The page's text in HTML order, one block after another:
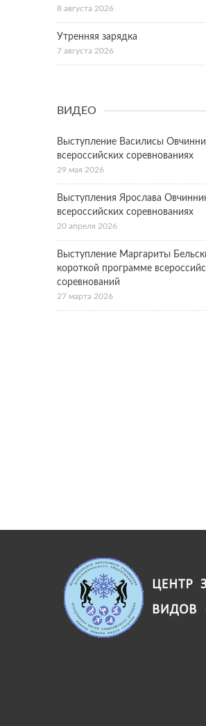
8 августа 2026
Утренняя зарядка
7 августа 2026
ВИДЕО
Выступление Василисы
всероссийских соревнованиях
29 мая 2026
Выступления Ярослава
всероссийских соревнованиях
20 апреля 2026
Выступление Маргариты
короткой программе
соревнований
27 марта 2026